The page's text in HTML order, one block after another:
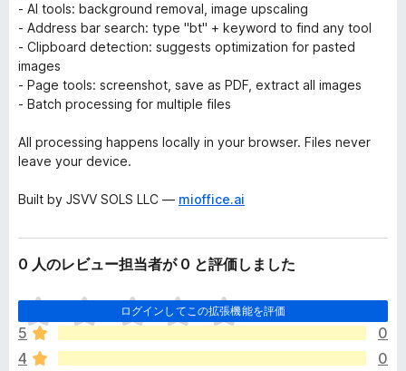
- AI tools: background removal, image upscaling
- Address bar search: type "bt" + keyword to find any tool
- Clipboard detection: suggests optimization for pasted
images
- Page tools: screenshot, save as PDF, extract all images
- Batch processing for multiple files
All processing happens locally in your browser. Files never
leave your device.
Built by JSVV SOLS LLC — mioffice.ai
0 人のレビュー担当者が 0 と評価しました
ログインしてこの拡張機能を評価
ま
だ
評
価
5
0
4
0